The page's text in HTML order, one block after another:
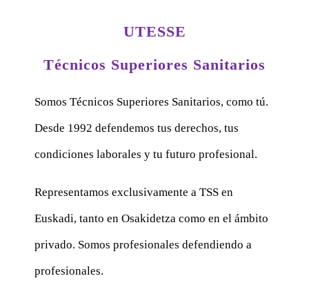
UTESSE
Técnicos Superiores Sanitarios
Somos Técnicos Superiores Sanitarios, como tú.
Desde 1992 defendemos tus derechos, tus
condiciones laborales y tu futuro profesional.
Representamos exclusivamente a TSS en
Euskadi, tanto en Osakidetza como en el ámbito
privado. Somos profesionales defendiendo a
profesionales.